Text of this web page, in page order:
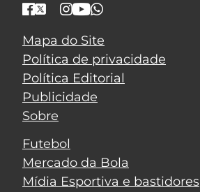
Mapa do Site
Política de privacidade
Política Editorial
Publicidade
Sobre
Futebol
Mercado da Bola
Mídia Esportiva e bastidores